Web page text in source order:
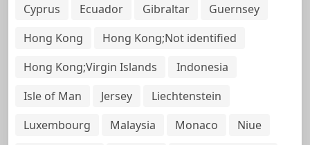
Cyprus
Ecuador Gibraltar
Guernsey
Hong Kong
Hong Kong;Not identified
Hong Kong;Virgin Islands
Indonesia
Isle of Man
Jersey
Liechtenstein
Luxembourg
Malaysia Monaco
Niue